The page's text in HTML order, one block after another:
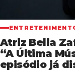
Atriz Bella
“A Última
episódio já